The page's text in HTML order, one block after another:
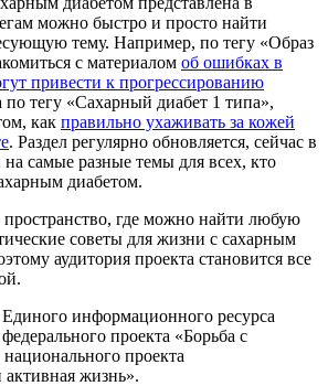
можно быстро и просто найти
тему. Например, по тегу «Образ
с материалом об ошибках в
привести к прогрессированию
по тегу «Сахарный диабет 1 типа»,
как правильно ухаживать за кожей
. Раздел регулярно обновляется, сейчас в
на самые разные темы для всех, кто
диабетом.
где можно найти любую
советы для жизни с сахарным
аудитория проекта становится все
информационного ресурса
проекта «Борьба с
проекта
жизнь».